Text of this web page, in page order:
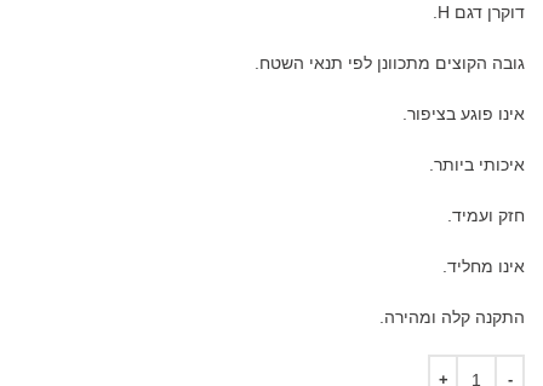
דוקרן דגם H.
גובה הקוצים מתכוונן לפי תנאי השטח.
אינו פוגע בציפור.
איכותי ביותר.
חזק ועמיד.
אינו מחליד.
התקנה קלה ומהירה.